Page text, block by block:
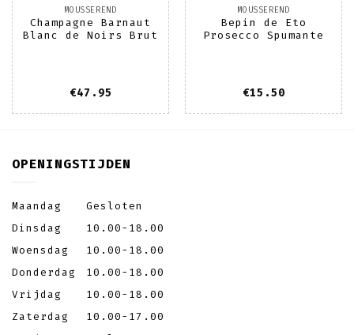
MOUSSEREND
Champagne Barnaut
Blanc de Noirs Brut
€47.95
MOUSSEREND
Bepin de Eto
Prosecco Spumante
€15.50
OPENINGSTIJDEN
Maandag
Gesloten
Dinsdag
10.00-18.00
Woensdag
10.00-18.00
Donderdag
10.00-18.00
Vrijdag
10.00-18.00
Zaterdag
10.00-17.00